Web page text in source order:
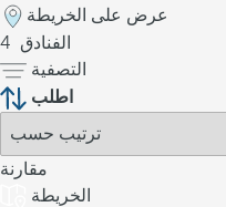
عرض على الخريطة
4 الفنادق
التصفية
اطلب
مقارنة
الخريطة